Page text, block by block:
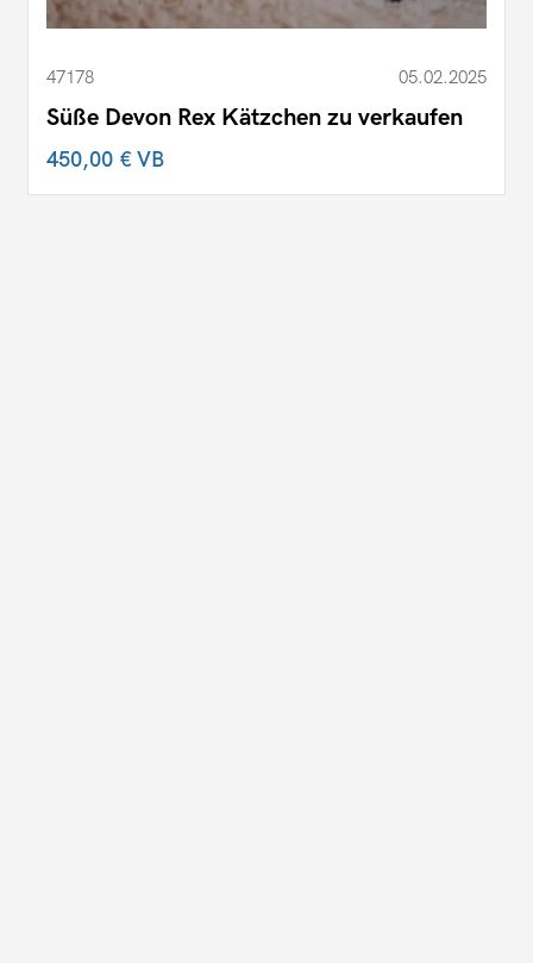
47178 05.02.2025
Süße Devon Rex Kätzchen zu verkaufen
450,00 €VB